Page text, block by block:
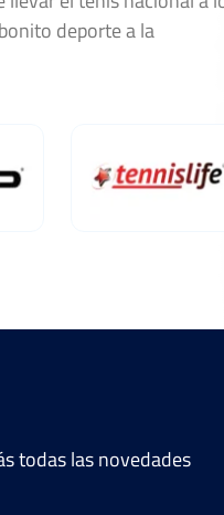
deporte a la
todas las novedades